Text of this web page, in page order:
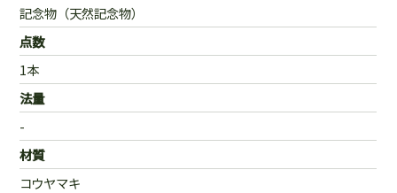
記念物（天然記念物）
点数
1本
法量
-
材質
コウヤマキ